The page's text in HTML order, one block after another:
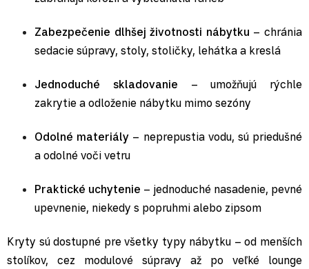
Zabezpečenie dlhšej životnosti nábytku – chránia
sedacie súpravy, stoly, stoličky, lehátka a kreslá
Jednoduché skladovanie – umožňujú rýchle
zakrytie a odloženie nábytku mimo sezóny
Odolné materiály – neprepustia vodu, sú priedušné
a odolné voči vetru
Praktické uchytenie – jednoduché nasadenie, pevné
upevnenie, niekedy s popruhmi alebo zipsom
Kryty sú dostupné pre všetky typy nábytku – od menších
stolíkov, cez modulové súpravy až po veľké lounge